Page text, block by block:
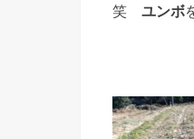
笑
ユンボ